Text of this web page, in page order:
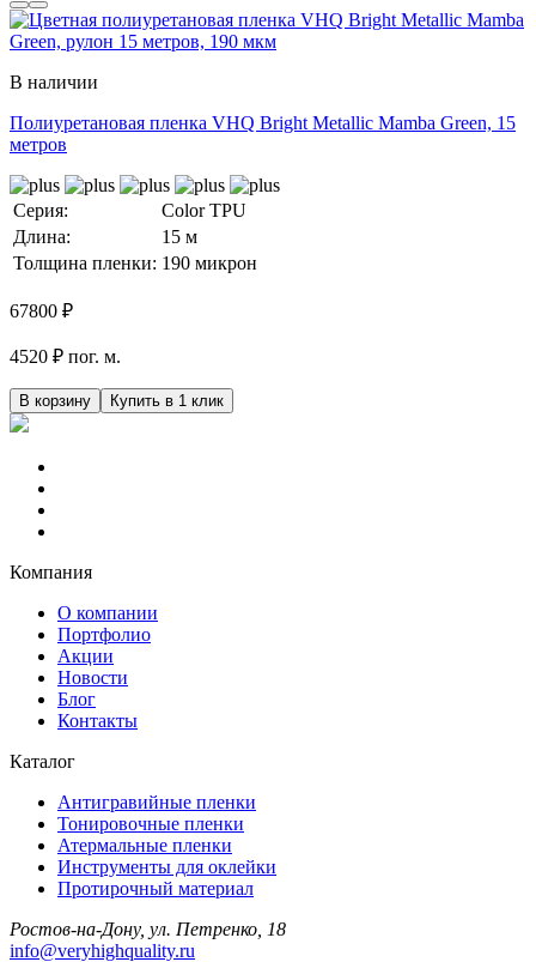
В наличии
Полиуретановая пленка VHQ Bright Metallic Mamba Green, 15
метров
Серия:
Color TPU
Длина:
15 м
Толщина пленки: 190 микрон
67800 ₽
4520 ₽ пог. м.
В корзину Купить в 1 клик
Компания
О компании
Портфолио
Акции
Новости
Блог
Контакты
Каталог
Антигравийные пленки
Тонировочные пленки
Атермальные пленки
Инструменты для оклейки
Протирочный материал
Ростов-на-Дону, ул. Петренко, 18
info@veryhighquality.ru